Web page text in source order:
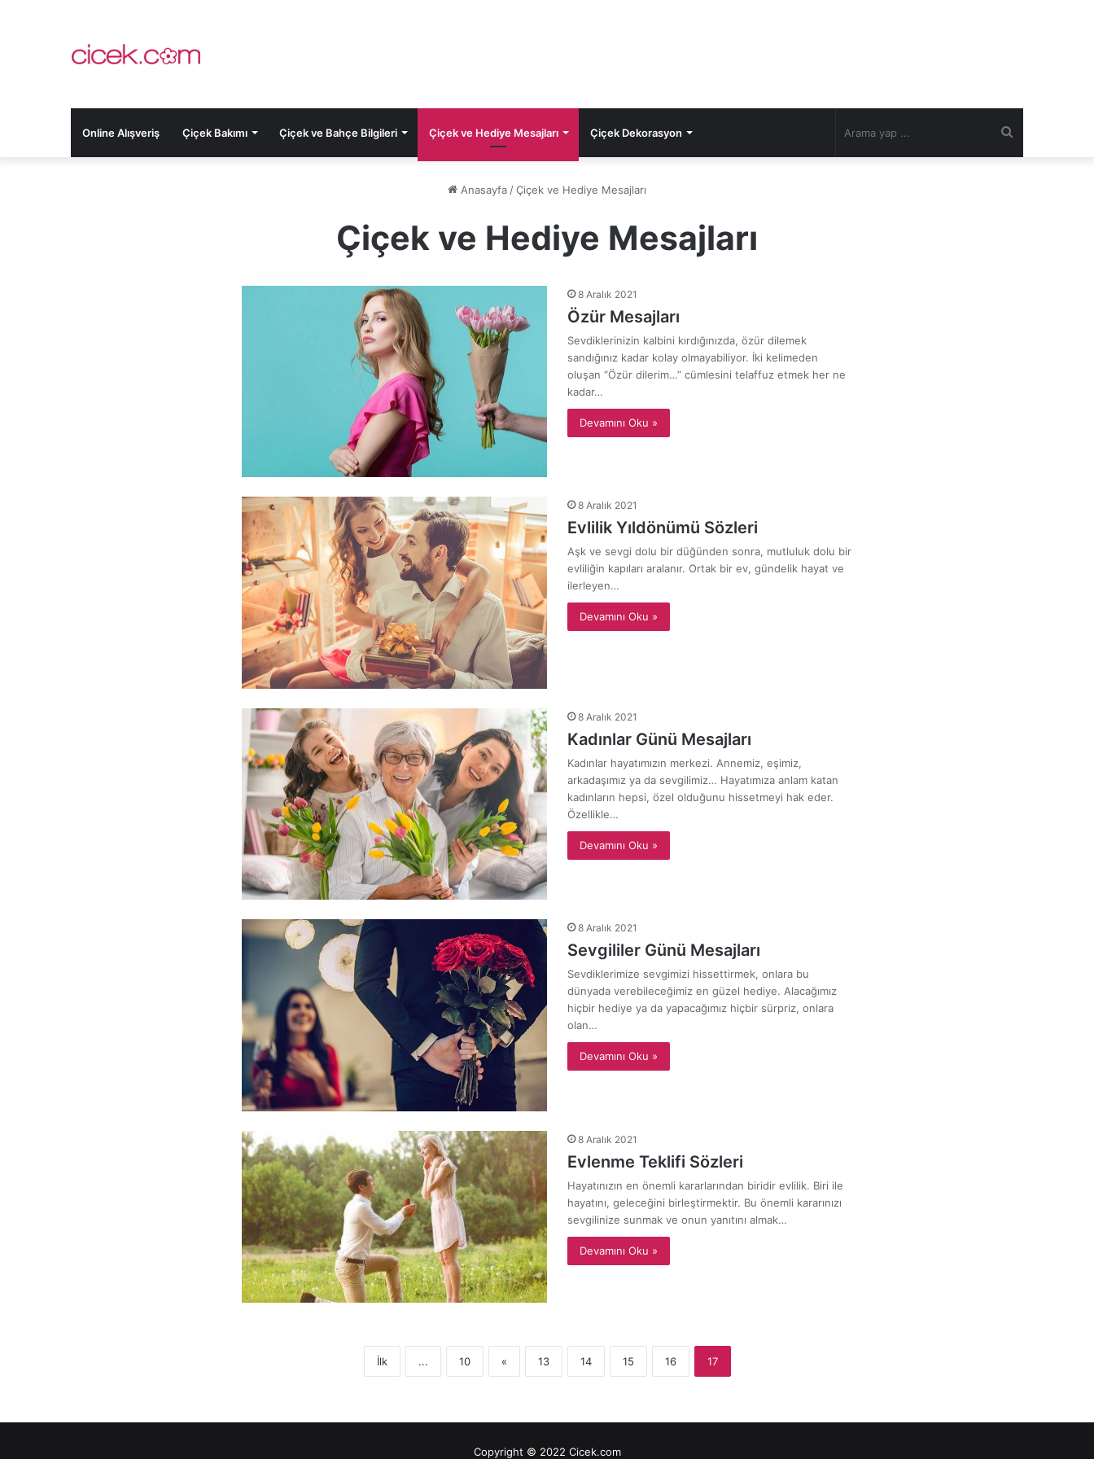
Online Alışveriş Çiçek Bakımı Çiçek ve Bahçe Bilgileri Çiçek ve Hediye Mesajları Çiçek Dekorasyon
Anasayfa /Çiçek ve Hediye Mesajları
Çiçek ve Hediye Mesajları
8 Aralık 2021
Özür Mesajları
Sevdiklerinizin kalbini kırdığınızda, özür dilemek
sandığınız kadar kolay olmayabiliyor. İki kelimeden
oluşan “Özür dilerim…” cümlesini telaffuz etmek her ne
kadar…
Devamını Oku »
8 Aralık 2021
Evlilik Yıldönümü Sözleri
Aşk ve sevgi dolu bir düğünden sonra, mutluluk dolu bir
evliliğin kapıları aralanır. Ortak bir ev, gündelik hayat ve
ilerleyen…
Devamını Oku »
8 Aralık 2021
Kadınlar Günü Mesajları
Kadınlar hayatımızın merkezi. Annemiz, eşimiz,
arkadaşımız ya da sevgilimiz… Hayatımıza anlam katan
kadınların hepsi, özel olduğunu hissetmeyi hak eder.
Özellikle…
Devamını Oku »
8 Aralık 2021
Sevgililer Günü Mesajları
Sevdiklerimize sevgimizi hissettirmek, onlara bu
dünyada verebileceğimiz en güzel hediye. Alacağımız
hiçbir hediye ya da yapacağımız hiçbir sürpriz, onlara
olan…
Devamını Oku »
8 Aralık 2021
Evlenme Teklifi Sözleri
Hayatınızın en önemli kararlarından biridir evlilik. Biri ile
hayatını, geleceğini birleştirmektir. Bu önemli kararınızı
sevgilinize sunmak ve onun yanıtını almak…
Devamını Oku »
İlk ... 10 « 13 14 15 16 17
Copyright © 2022 Cicek.com